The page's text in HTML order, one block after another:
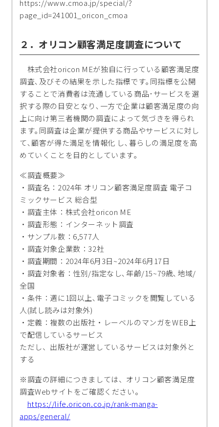
https://www.cmoa.jp/special/?
page_id=241001_oricon_cmoa
２．オリコン顧客満足度調査について
株式会社oricon MEが独自に行っている顧客満足度
調査､及びその結果を示した指標です｡同指標を公開
することで消費者は流通している商品･サービスを選
択する際の目安となり､一方で企業は顧客満足度の向
上に向け第三者機関の調査によって気づきを得られ
ます｡同調査は企業が提供する商品やサービスに対し
て､顧客が得た満足を情報化 し､暮らしの満足度を高
めていくことを目的としています｡
≪調査概要≫
・調査名：2024年 オリコン顧客満足度調査 電子コ
ミックサービス 総合型
・調査主体：株式会社oricon ME
・調査形態：インターネット調査
・サンプル数：6,577人
・調査対象企業数：32社
・調査期間：2024年6月3日~2024年6月17日
・調査対象者：性別/指定なし､年齢/15~79歳､地域/
全国
・条件：週に1回以上､電子コミックを閲覧している
人(試し読みは対象外)
・定義：複数の出版社・レーベルのマンガをWEB上
で配信しているサービス
ただし、出版社が運営しているサービスは対象外と
する
※調査の詳細につきましては、オリコン顧客満足度
調査Webサイトをご確認ください。
https://life.oricon.co.jp/rank-manga-
apps/general/